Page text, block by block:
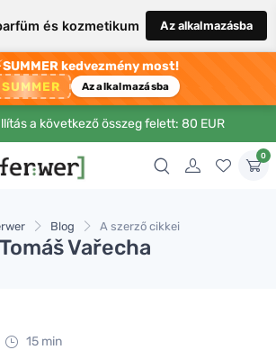
és kozmetikum Az alkalmazásba
SUMMER kedvezmény most!
SUMMER Az alkalmazásba
a következő összeg felett: 80 EUR
0
Blog A szerző cikkei
Tomáš Vařecha
15 min